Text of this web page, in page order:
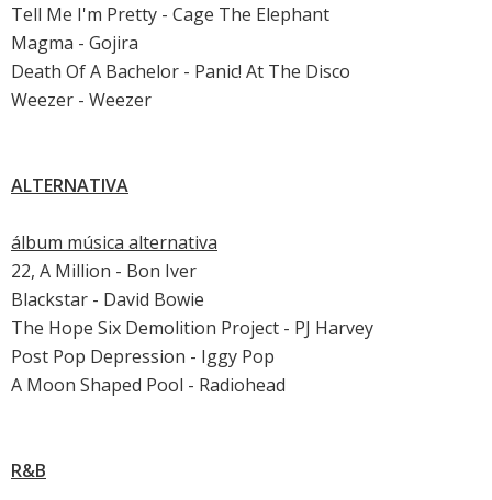
Tell Me I'm Pretty - Cage The Elephant
Magma - Gojira
Death Of A Bachelor - Panic! At The Disco
Weezer - Weezer
ALTERNATIVA
álbum música alternativa
22, A Million - Bon Iver
Blackstar - David Bowie
The Hope Six Demolition Project - PJ Harvey
Post Pop Depression - Iggy Pop
A Moon Shaped Pool - Radiohead
R&B